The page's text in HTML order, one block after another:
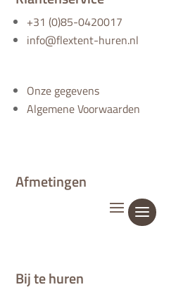
+31 (0)85-0420017
info@flextent-huren.nl
Onze gegevens
Algemene Voorwaarden
Afmetingen
Bij te huren